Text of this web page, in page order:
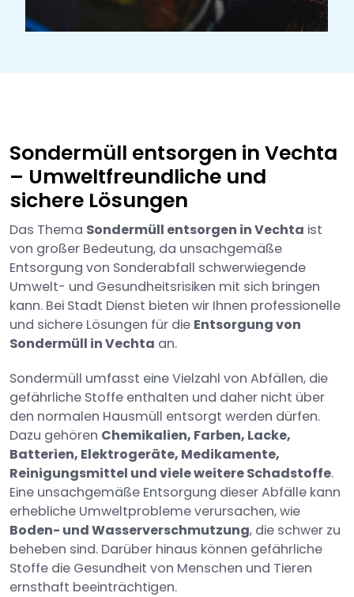
Sondermüll entsorgen in Vechta
– Umweltfreundliche und
sichere Lösungen
Das Thema Sondermüll entsorgen in Vechta ist
von großer Bedeutung, da unsachgemäße
Entsorgung von Sonderabfall schwerwiegende
Umwelt- und Gesundheitsrisiken mit sich bringen
kann. Bei Stadt Dienst bieten wir Ihnen professionelle
und sichere Lösungen für die Entsorgung von
Sondermüll in Vechta an.
Sondermüll umfasst eine Vielzahl von Abfällen, die
gefährliche Stoffe enthalten und daher nicht über
den normalen Hausmüll entsorgt werden dürfen.
Dazu gehören Chemikalien, Farben, Lacke,
Batterien, Elektrogeräte, Medikamente,
Reinigungsmittel und viele weitere Schadstoffe.
Eine unsachgemäße Entsorgung dieser Abfälle kann
erhebliche Umweltprobleme verursachen, wie
Boden- und Wasserverschmutzung, die schwer zu
beheben sind. Darüber hinaus können gefährliche
Stoffe die Gesundheit von Menschen und Tieren
ernsthaft beeinträchtigen.